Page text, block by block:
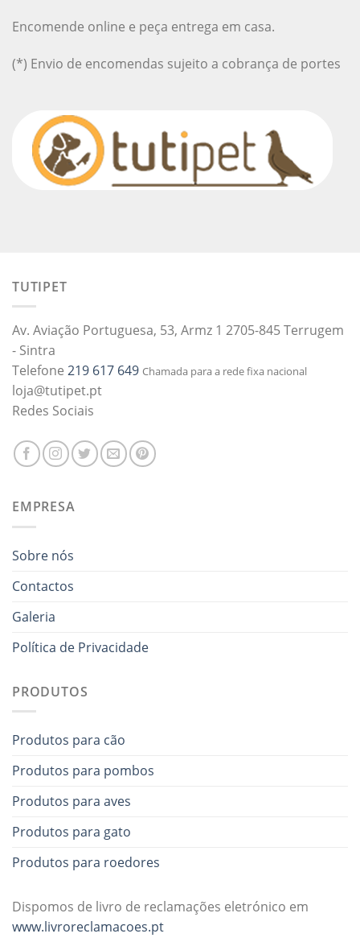
Encomende online e peça entrega em casa.
(*) Envio de encomendas sujeito a cobrança de portes
TUTIPET
Av. Aviação Portuguesa, 53, Armz 1 2705-845 Terrugem
- Sintra
Telefone 219 617 649 Chamada para a rede fixa nacional
loja@tutipet.pt
Redes Sociais
EMPRESA
Sobre nós
Contactos
Galeria
Política de Privacidade
PRODUTOS
Produtos para cão
Produtos para pombos
Produtos para aves
Produtos para gato
Produtos para roedores
Dispomos de livro de reclamações eletrónico em
www.livroreclamacoes.pt